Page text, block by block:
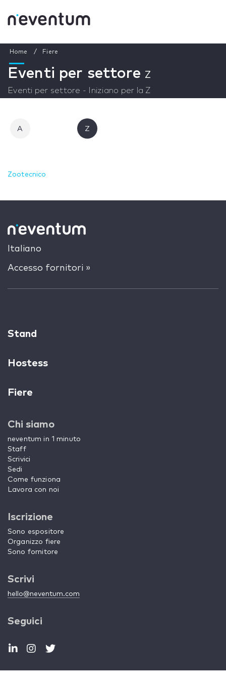
Home Fiere
Eventi per settore Z
Eventi per settore - Iniziano per la Z
A Z
Zootecnico
Italiano
Accesso fornitori »
Stand
Hostess
Fiere
Chi siamo
neventum in 1 minuto
Staff
Scrivici
Sedi
Come funziona
Lavora con noi
Iscrizione
Sono espositore
Organizzo fiere
Sono fornitore
Scrivi
hello@neventum.com
Seguici